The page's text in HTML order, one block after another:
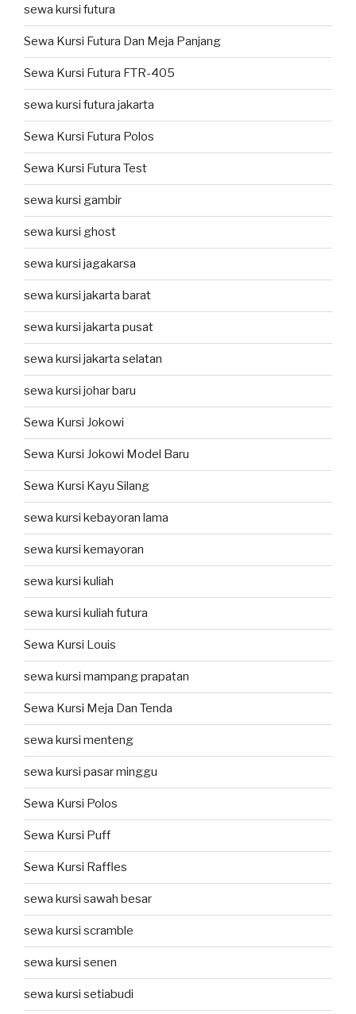
sewa kursi futura
Sewa Kursi Futura Dan Meja Panjang
Sewa Kursi Futura FTR-405
sewa kursi futura jakarta
Sewa Kursi Futura Polos
Sewa Kursi Futura Test
sewa kursi gambir
sewa kursi ghost
sewa kursi jagakarsa
sewa kursi jakarta barat
sewa kursi jakarta pusat
sewa kursi jakarta selatan
sewa kursi johar baru
Sewa Kursi Jokowi
Sewa Kursi Jokowi Model Baru
Sewa Kursi Kayu Silang
sewa kursi kebayoran lama
sewa kursi kemayoran
sewa kursi kuliah
sewa kursi kuliah futura
Sewa Kursi Louis
sewa kursi mampang prapatan
Sewa Kursi Meja Dan Tenda
sewa kursi menteng
sewa kursi pasar minggu
Sewa Kursi Polos
Sewa Kursi Puff
Sewa Kursi Raffles
sewa kursi sawah besar
sewa kursi scramble
sewa kursi senen
sewa kursi setiabudi